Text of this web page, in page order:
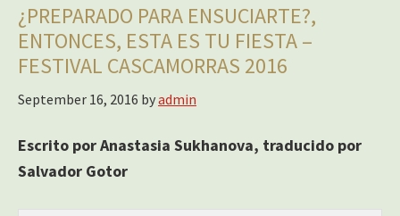
¿PREPARADO PARA ENSUCIARTE?,
ENTONCES, ESTA ES TU FIESTA –
FESTIVAL CASCAMORRAS 2016
September 16, 2016 byadmin
Escrito por Anastasia Sukhanova, traducido por
Salvador Gotor